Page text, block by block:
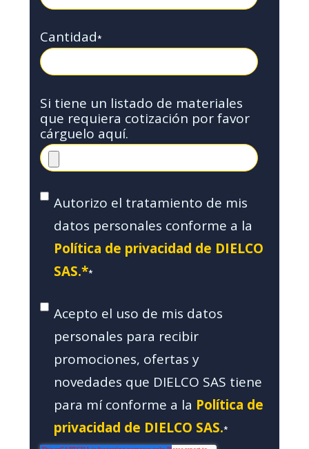
Cantidad*
Si tiene un listado de materiales
que requiera cotización por favor
cárguelo aquí.
Autorizo el tratamiento de mis
datos personales conforme a la
Política de privacidad de DIELCO
SAS.**
Acepto el uso de mis datos
personales para recibir
promociones, ofertas y
novedades que DIELCO SAS tiene
para mí conforme a la Política de
privacidad de DIELCO SAS.*